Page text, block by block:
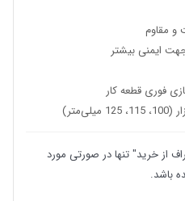
و مقاوم
ایمنی بیشتر
فوری قطعه کار
از خرید" تنها در صورتی مورد
باشد.